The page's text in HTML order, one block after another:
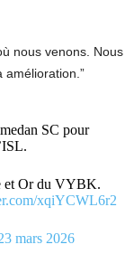
nous venons. Nous
amélioration.”
SC pour
et Or du VYBK.
xqiYCWL6r2
mars 2026